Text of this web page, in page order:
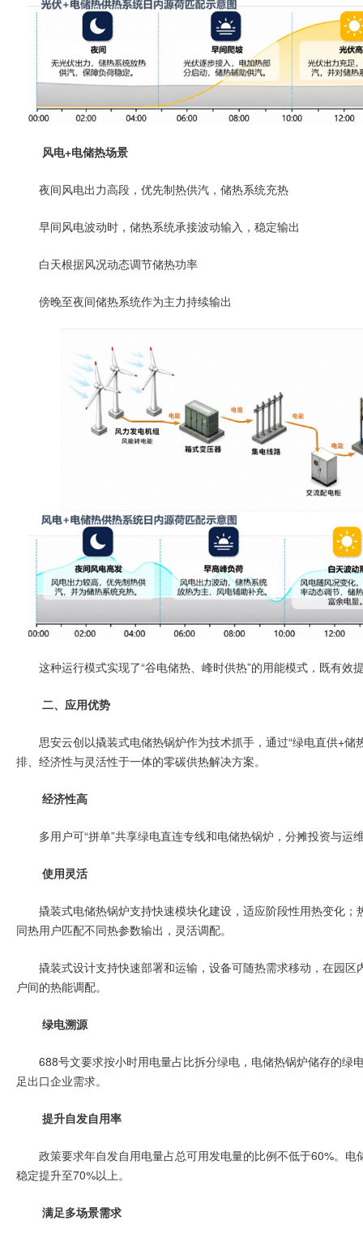
风电+电储热场景
夜间风电出力高段，优先制热供汽，储热系统充热
早间风电波动时，储热系统承接波动输入，稳定输出
白天根据风况动态调节储热功率
傍晚至夜间储热系统作为主力持续输出
这种运行模式实现了“谷电储热、峰时供热”的用能模式，既有
二、 应用优势
思安云创以撬装式电储热锅炉作为技术抓手，通过“绿电直供+
排、经济性与灵活性于一体的零碳供热解决方案。
经济性高
多用户可“拼单”共享绿电直连专线和电储热锅炉，分摊投资与运
使用灵活
撬装式电储热锅炉支持快速模块化建设，适应阶段性用热变化
同热用户匹配不同热参数输出，灵活调配。
撬装式设计支持快速部署和运输，设备可随热需求移动，在园
户间的热能调配。
绿电溯源
688号文要求按小时用电量占比拆分绿电，电储热锅炉储存的
足出口企业需求。
提升自发自用率
政策要求年自发自用电量占总可用发电量的比例不低于60%。
稳定提升至70%以上。
满足多场景需求